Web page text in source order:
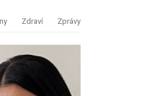
Zdraví Zprávy